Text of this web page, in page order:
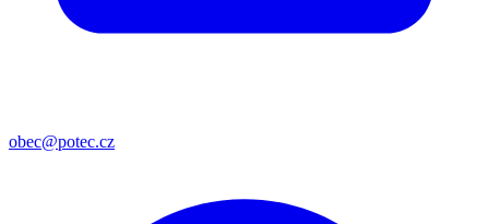
obec@potec.cz